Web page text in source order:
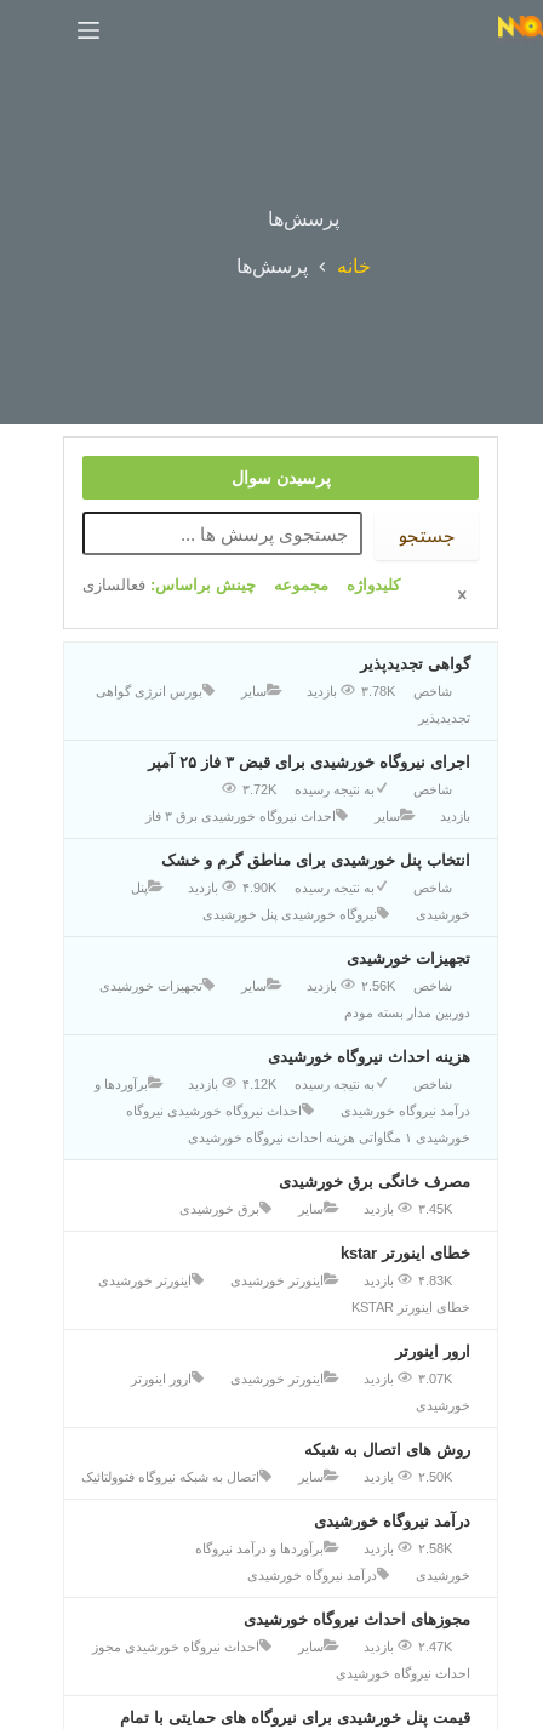
پرسش‌ها
خانه پرسش‌ها
پرسیدن سوال
جستجو
چینش براساس: فعالسازی مجموعه کلیدواژه
گواهی تجدیدپذیر
شاخص ۳.78K بازدید سایر بورس انرژی گواهی
تجدیدپذیر
اجرای نیروگاه خورشیدی برای قبض ۳ فاز ۲۵ آمپر
شاخص به نتیجه رسیده
۳.72K
بازدید
سایر احداث نیروگاه خورشیدی برق ۳ فاز
انتخاب پنل خورشیدی برای مناطق گرم و خشک
شاخص به نتیجه رسیده ۴.90K بازدید
پنل
خورشیدی
نیروگاه خورشیدی پنل خورشیدی
تجهیزات خورشیدی
شاخص ۲.56K بازدید سایر
تجهیزات خورشیدی
دوربین مدار بسته مودم
هزینه احداث نیروگاه خورشیدی
شاخص به نتیجه رسیده ۴.12K بازدید
برآوردها و
درآمد نیروگاه خورشیدی
احداث نیروگاه خورشیدی نیروگاه
خورشیدی ۱ مگاواتی
هزینه احداث نیروگاه خورشیدی
مصرف خانگی برق خورشیدی
۳.45K بازدید سایر برق خورشیدی
خطای اینورتر kstar
۴.83K بازدید اینورتر خورشیدی
اینورتر خورشیدی
خطای اینورتر KSTAR
ارور اینورتر
۳.07K بازدید اینورتر خورشیدی ارور اینورتر
خورشیدی
روش های اتصال به شبکه
۲.50K بازدید سایر اتصال به شبکه نیروگاه فتوولتائیک
درآمد نیروگاه خورشیدی
۲.58K بازدید
برآوردها و درآمد نیروگاه
خورشیدی
درآمد نیروگاه خورشیدی
مجوزهای احداث نیروگاه خورشیدی
۲.47K بازدید سایر احداث نیروگاه خورشیدی مجوز
احداث نیروگاه خورشیدی
قیمت پنل خورشیدی برای نیروگاه های حمایتی با تمام